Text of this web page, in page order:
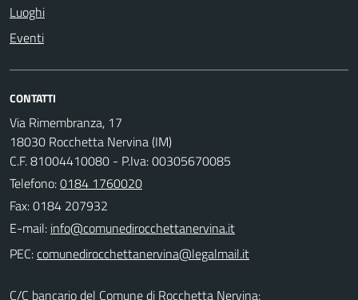
Luoghi
Eventi
CONTATTI
Via Rimembranza, 17
18030 Rocchetta Nervina (IM)
C.F. 81004410080 - P.Iva: 00305670085
Telefono:0184 1760020
Fax: 0184 207932
E-mail:
PEC:
C/C bancario del Comune di Rocchetta Nervina: